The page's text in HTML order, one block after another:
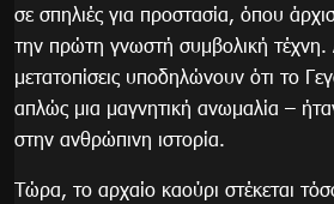
σε σπηλιές για προστασία, όπου
την πρώτη γνωστή συμβολική τέχνη.
μετατοπίσεις υποδηλώνουν ότι το
απλώς μια μαγνητική ανωμαλία –
στην ανθρώπινη ιστορία.
Τώρα, το αρχαίο καούρι στέκεται